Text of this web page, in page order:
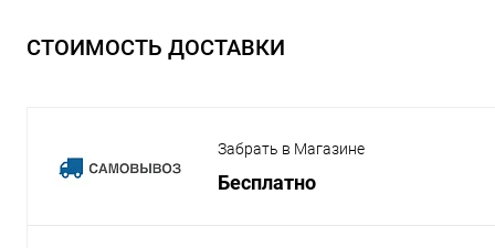
СТОИМОСТЬ ДОСТАВКИ
Забрать в Магазине
Бесплатно